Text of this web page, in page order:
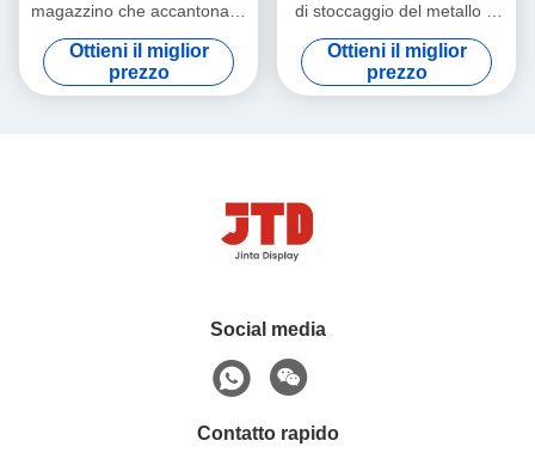
magazzino che accantona lo
scaffale d'acciaio rivestito
della polvere di 2500mm
Ottieni il miglior
prezzo
di stoccaggio del metallo di
1500mm della scaffalatura
della fila resistente dell'OEM
4
Ottieni il miglior
prezzo
Social media
Contatto rapido